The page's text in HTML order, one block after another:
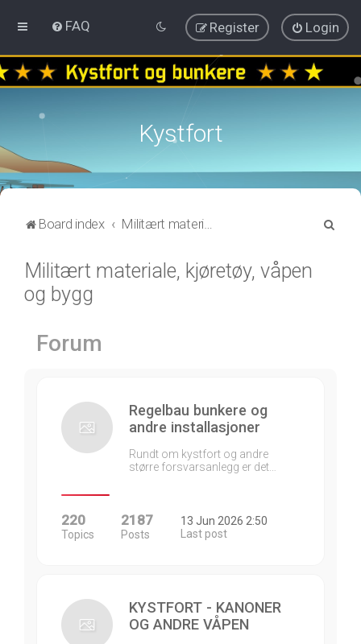
FAQ Login
Register
Kystfort
Board index Militært materiale, kjøretøy, våpen og bygg
Militært materiale, kjøretøy, våpen
og bygg
Forum
Regelbau bunkere og
andre installasjoner
Rundt om kystfort og andre
større forsvarsanlegg er det…
220
Topics
2187
Posts
13 Jun 2026 2:50
Last post
KYSTFORT - KANONER
OG ANDRE VÅPEN